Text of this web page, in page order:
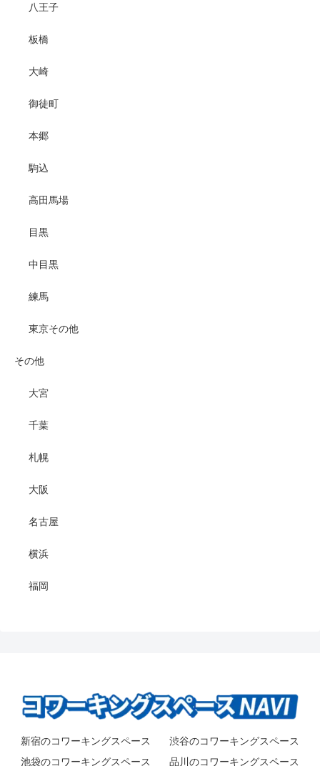
八王子
板橋
大崎
御徒町
本郷
駒込
高田馬場
目黒
中目黒
練馬
東京その他
その他
大宮
千葉
札幌
大阪
名古屋
横浜
福岡
新宿のコワーキングスペース
渋谷のコワーキングスペース
池袋のコワーキングスペース
品川のコワーキングスペース